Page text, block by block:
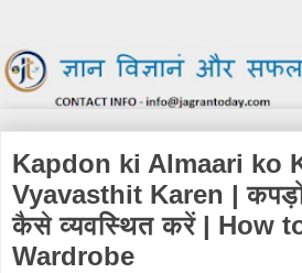
Kapdon ki Almaari ko
Vyavasthit Karen | कपड़ों
कैसे व्यवस्थित करें | How
Wardrobe